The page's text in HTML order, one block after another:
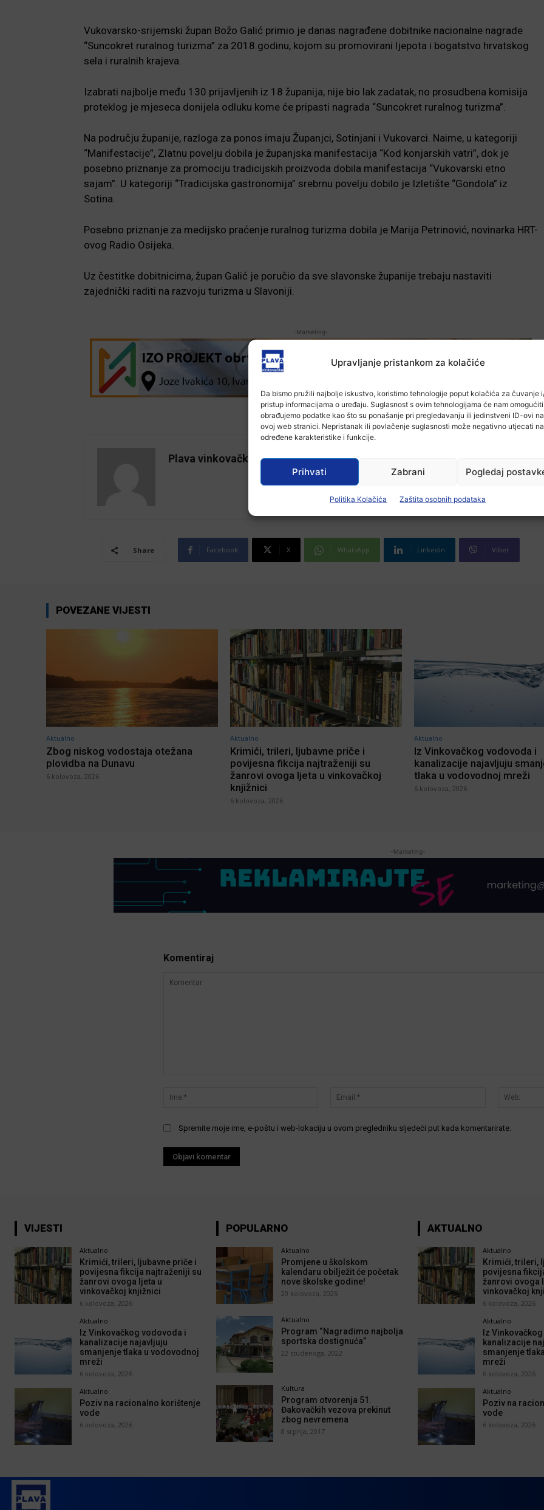
Upravljanje pristankom za kolačiće
Da bismo pružili najbolje iskustvo, koristimo tehnologije poput kolačića za čuvanje
pristup informacijama o uređaju. Suglasnost s ovim tehnologijama će nam
obrađujemo podatke kao što su ponašanje pri pregledavanju ili jedinstveni ID-ovi na
ovoj web stranici. Nepristanak ili povlačenje suglasnosti može negativno utjecati na
određene karakteristike i funkcije.
Prihvati Zabrani Pogledaj
Politika Kolačića Zaštita osobnih podataka
Vukovarsko-srijemski župan Božo Galić primio je danas nagrađene dobitnike nacionalne nagrade
“Suncokret ruralnog turizma” za 2018.godinu, kojom su promovirani ljepota i bogatstvo hrvatskog
sela i ruralnih krajeva.
Izabrati najbolje među 130 prijavljenih iz 18 županija, nije bio lak zadatak, no prosudbena komisija
proteklog je mjeseca donijela odluku kome će pripasti nagrada “Suncokret ruralnog turizma”.
Na području županije, razloga za ponos imaju Županjci, Sotinjani i Vukovarci. Naime, u kategoriji
“Manifestacije”, Zlatnu povelju dobila je županjska manifestacija “Kod konjarskih vatri”, dok je
posebno priznanje za promociju tradicijskih proizvoda dobila manifestacija “Vukovarski etno
sajam”. U kategoriji “Tradicijska gastronomija” srebrnu povelju dobilo je Izletište “Gondola” iz
Sotina.
Posebno priznanje za medijsko praćenje ruralnog turizma dobila je Marija Petrinović, novinarka HRT-
ovog Radio Osijeka.
Uz čestitke dobitnicima, župan Galić je poručio da sve slavonske županije trebaju nastaviti
zajednički raditi na razvoju turizma u Slavoniji.
-Marketing-
Plava vinkovačka
Share Facebook X WhatsApp Linkedin Viber
POVEZANE VIJESTI
Aktualno
Zbog niskog vodostaja otežana
plovidba na Dunavu
6 kolovoza, 2026
Aktualno
Krimići, trileri, ljubavne priče i
povijesna fikcija najtraženiji su
žanrovi ovoga ljeta u vinkovačkoj
knjižnici
6 kolovoza, 2026
Aktualno
Iz Vinkovačkog vodovoda i
kanalizacije najavljuju
tlaka u vodovodnoj mreži
6 kolovoza, 2026
-Marketing-
Komentiraj
Ime:*
Email:*
Spremite moje ime, e-poštu i web-lokaciju u ovom pregledniku sljedeći put kada komentarirate.
VIJESTI
Aktualno
Krimići, trileri, ljubavne priče i
povijesna fikcija najtraženiji su
žanrovi ovoga ljeta u
vinkovačkoj knjižnici
6 kolovoza, 2026
Aktualno
Iz Vinkovačkog vodovoda i
kanalizacije najavljuju
smanjenje tlaka u vodovodnoj
mreži
6 kolovoza, 2026
Aktualno
Poziv na racionalno korištenje
vode
6 kolovoza, 2026
POPULARNO
Aktualno
Promjene u školskom
kalendaru obilježit će početak
nove školske godine!
20 kolovoza, 2025
Aktualno
Program “Nagradimo najbolja
sportska dostignuća”
22 studenoga, 2022
Kultura
Program otvorenja 51.
Đakovačkih vezova prekinut
zbog nevremena
8 srpnja, 2017
AKTUALNO
Aktualno
Krimići, trileri,
povijesna
žanrovi ovoga
vinkovačkoj
6 kolovoza, 2026
Aktualno
Iz
kanalizacije
smanjenje
mreži
6 kolovoza, 2026
Aktualno
Poziv na
vode
6 kolovoza, 2026